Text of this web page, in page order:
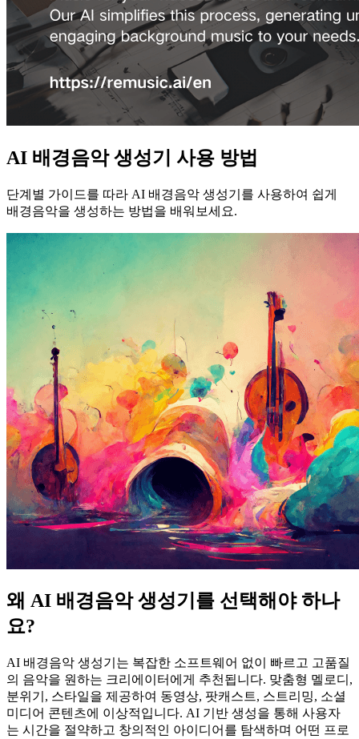
AI 배경음악 생성기 사용 방법
단계별 가이드를 따라 AI 배경음악 생성기를 사용하여 쉽게
배경음악을 생성하는 방법을 배워보세요.
왜 AI 배경음악 생성기를 선택해야 하나
요?
AI 배경음악 생성기는 복잡한 소프트웨어 없이 빠르고 고품질
의 음악을 원하는 크리에이터에게 추천됩니다. 맞춤형 멜로디,
분위기, 스타일을 제공하여 동영상, 팟캐스트, 스트리밍, 소셜
미디어 콘텐츠에 이상적입니다. AI 기반 생성을 통해 사용자
는 시간을 절약하고 창의적인 아이디어를 탐색하며 어떤 프로